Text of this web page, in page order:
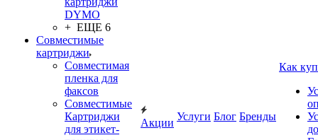
DYMO
+ ЕЩЕ 6
Совместимые
картриджи
Совместимая
пленка для
факсов
Совместимые
Картриджи
для этикет-
Акции
Услуги Блог Бренды
Как